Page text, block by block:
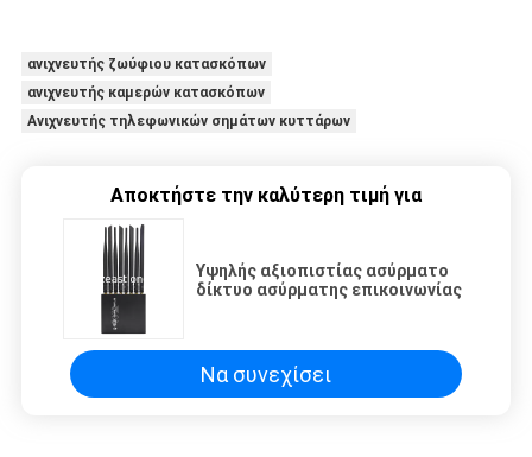
ανιχνευτής ζωύφιου κατασκόπων
ανιχνευτής καμερών κατασκόπων
Ανιχνευτής τηλεφωνικών σημάτων κυττάρων
Αποκτήστε την καλύτερη τιμή για
Υψηλής αξιοπιστίας ασύρματο
δίκτυο ασύρματης επικοινωνίας
Να συνεχίσει